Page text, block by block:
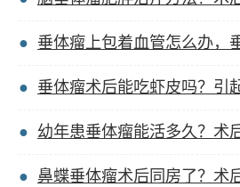
垂体瘤上包着血管怎么办，垂体
垂体瘤术后能吃虾皮吗？引
幼年患垂体瘤能活多久？术
鼻蝶垂体瘤术后同房了？术